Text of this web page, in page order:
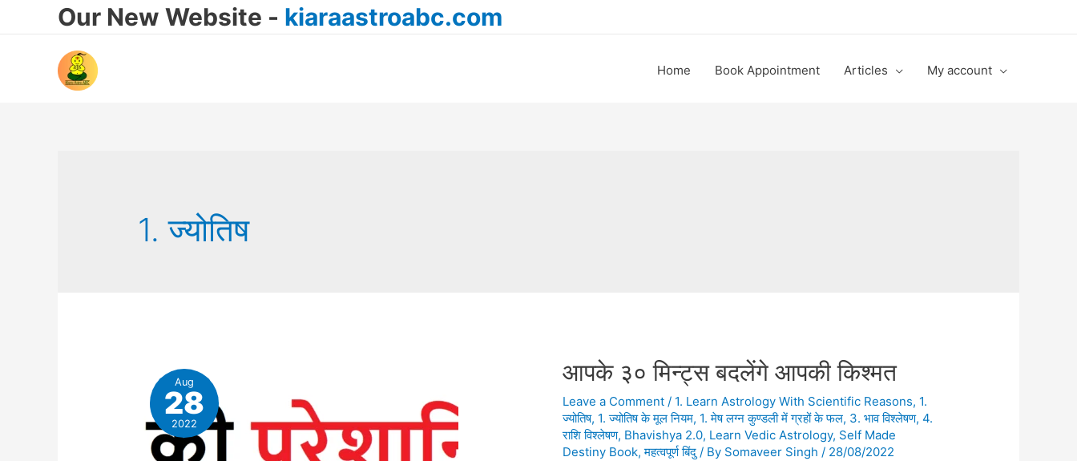
Our New Website - kiaraastroabc.com
Home Book Appointment Articles My account
1. ज्योतिष
Aug
28
2022
आपके ३० मिन्ट्स बदलेंगे आपकी किश्मत
Leave a Comment / 1. Learn Astrology With Scientific Reasons, 1.
ज्योतिष, 1. ज्योतिष के मूल नियम, 1. मेष लग्न कुण्डली में ग्रहों के फल, 3. भाव विश्लेषण, 4.
राशि विश्लेषण, Bhavishya 2.0, Learn Vedic Astrology, Self Made
Destiny Book,महत्वपूर्ण बिंदु / By Somaveer Singh / 28/08/2022